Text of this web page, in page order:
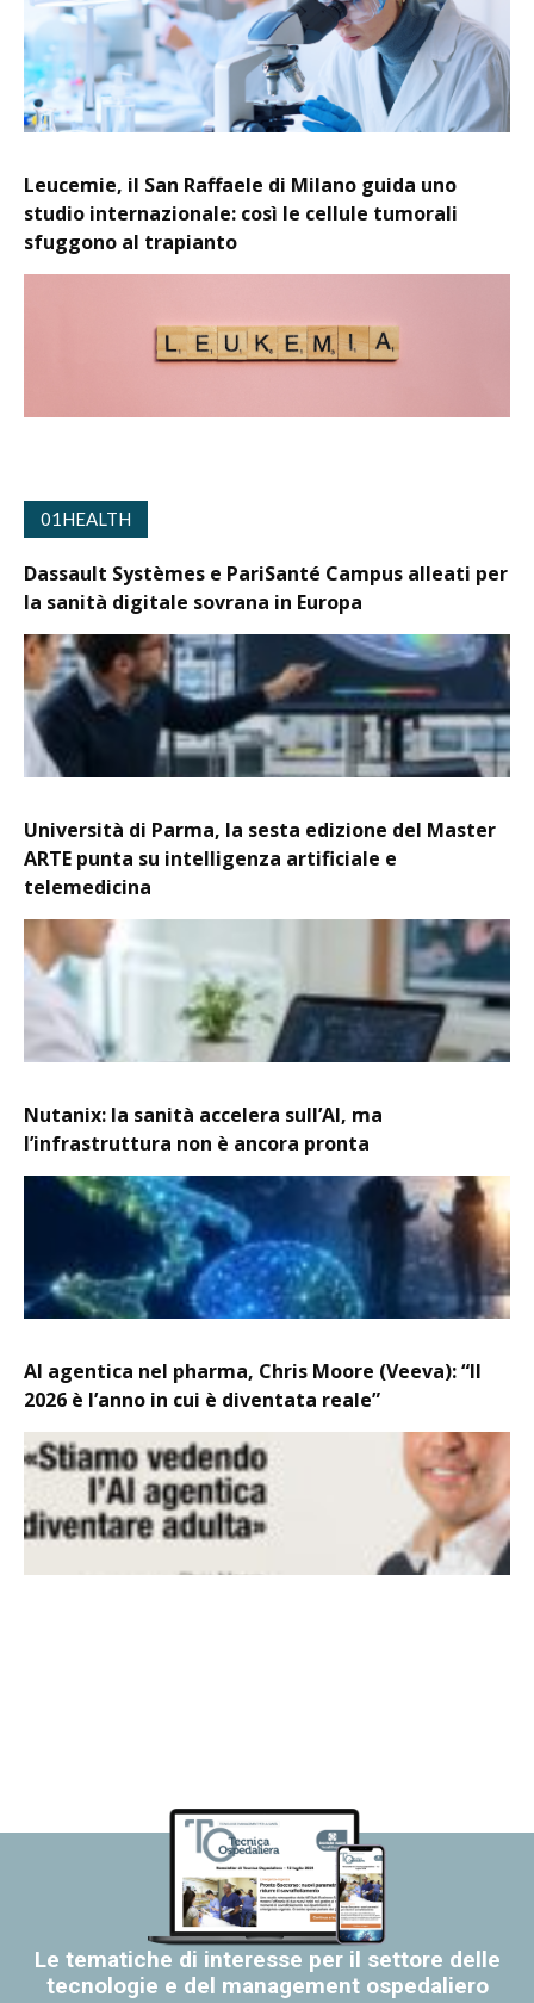
Leucemie, il San Raffaele di Milano guida uno
studio internazionale: così le cellule tumorali
sfuggono al trapianto
01HEALTH
Dassault Systèmes e PariSanté Campus alleati per
la sanità digitale sovrana in Europa
Università di Parma, la sesta edizione del Master
ARTE punta su intelligenza artificiale e
telemedicina
Nutanix: la sanità accelera sull’AI, ma
l’infrastruttura non è ancora pronta
AI agentica nel pharma, Chris Moore (Veeva): “Il
2026 è l’anno in cui è diventata reale”
Le tematiche di interesse per il settore delle
tecnologie e del management ospedaliero